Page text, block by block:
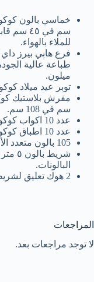
سم في
للملاء بالهواء.
طباعة عالية
ميلون.
توبر عيد ميلاد كوكو
سم في 108 سم.
عدد 10 اكواب كوكو ميلون.
عدد 10 اطباق كوكو ميلون.
105 بالون متعدد الألوان خامة مميزة بألوان مميزة.
البالونات.
2 هوك تعليق لشريط البالونات.
المراجعات
لا توجد مراجعات بعد.